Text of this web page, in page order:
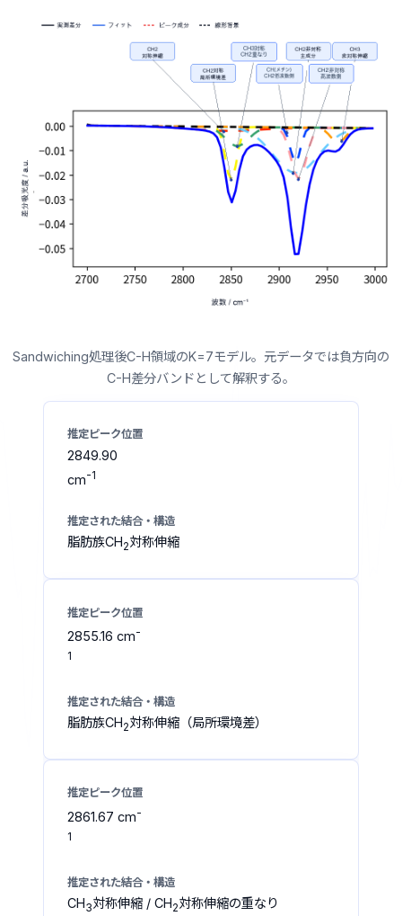
2849.90
cm-1
脂肪族CH 2対称伸縮
2855.16 cm-
1
脂肪族CH2対称伸縮（局所環境差）
2861.67 cm-
1
CH3対称伸縮 / CH2対称伸縮の重なり
Sandwiching処理後C-H領域のK=7モデル。元データでは負方向の
C-H差分バンドとして解釈する。